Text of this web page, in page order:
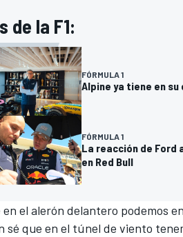
de la F1:
FÓRMULA 1
Alpine ya tiene en
FÓRMULA 1
La reacción de Ford
en Red Bull
en el alerón delantero podemos
sé que en el túnel de viento